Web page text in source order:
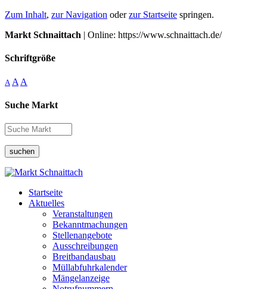
Zum Inhalt, zur Navigation oderzur Startseite springen.
Markt Schnaittach | Online: https://www.schnaittach.de/
Schriftgröße
A A A
Suche Markt
suchen
Startseite
Aktuelles
Veranstaltungen
Bekanntmachungen
Stellenangebote
Ausschreibungen
Breitbandausbau
Müllabfuhrkalender
Mängelanzeige